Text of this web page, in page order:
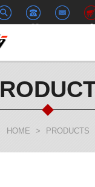
+886-
0
HOME > PRODUCTS